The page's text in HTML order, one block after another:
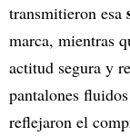
transmitieron esa
marca, mientras
actitud segura y
pantalones
reflejaron el